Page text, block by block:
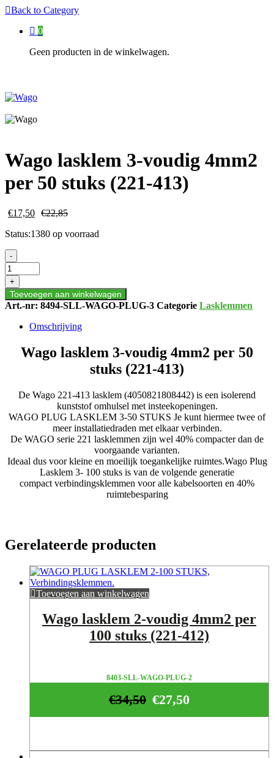
Back to Category
0
Geen producten in de winkelwagen.
Wago lasklem 3-voudig 4mm2
per 50 stuks (221-413)
€17,50 €22,85
Status:1380 op voorraad
Wago
lasklem
3-
voudig
4mm2
per
stuks
-
+
Toevoegen aan winkelwagen
Art.-nr: 8494-SLL-WAGO-PLUG-3 Categorie Lasklemmen
Omschrijving
Wago lasklem 3-voudig 4mm2 per 50
stuks (221-413)
De Wago 221-413 lasklem (4050821808442) is een isolerend
kunststof omhulsel met insteekopeningen.
WAGO PLUG LASKLEM 3-50 STUKS Je kunt hiermee twee of
meer installatiedraden met elkaar verbinden.
De WAGO serie 221 lasklemmen zijn wel 40% compacter dan de
voorgaande varianten.
Ideaal dus voor kleine en moeilijk toegankelijke ruimtes.Wago Plug
Lasklem 3- 100 stuks is van de volgende generatie
compact verbindingsklemmen voor alle kabelsoorten en 40%
ruimtebesparing
Gerelateerde producten
Toevoegen aan winkelwagen
Wago lasklem 2-voudig 4mm2 per
100 stuks (221-412)
8403-SLL-WAGO-PLUG-2
€27,50
€34,50